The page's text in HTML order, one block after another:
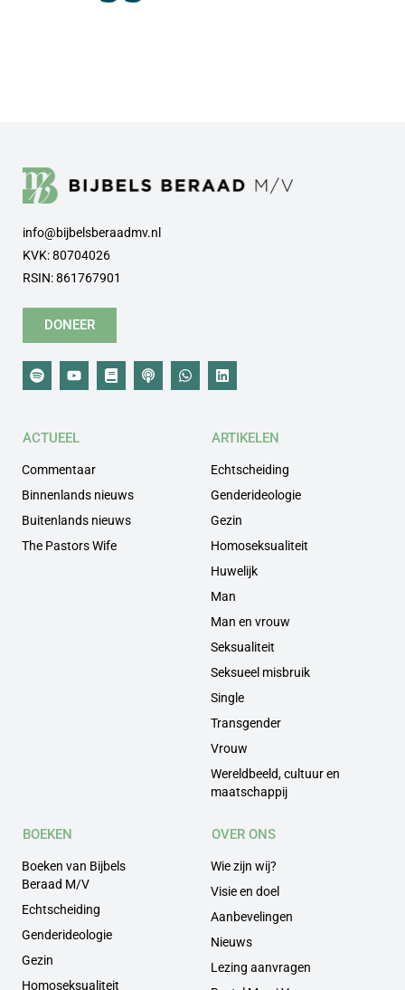
info@bijbelsberaadmv.nl
KVK: 80704026
RSIN: 861767901
DONEER
ACTUEEL
Commentaar
Binnenlands nieuws
Buitenlands nieuws
The Pastors Wife
ARTIKELEN
Echtscheiding
Genderideologie
Gezin
Homoseksualiteit
Huwelijk
Man
Man en vrouw
Seksualiteit
Seksueel misbruik
Single
Transgender
Vrouw
Wereldbeeld, cultuur en
maatschappij
BOEKEN
Boeken van Bijbels
Beraad M/V
Echtscheiding
Genderideologie
Gezin
Homoseksualiteit
OVER ONS
Wie zijn wij?
Visie en doel
Aanbevelingen
Nieuws
Lezing aanvragen